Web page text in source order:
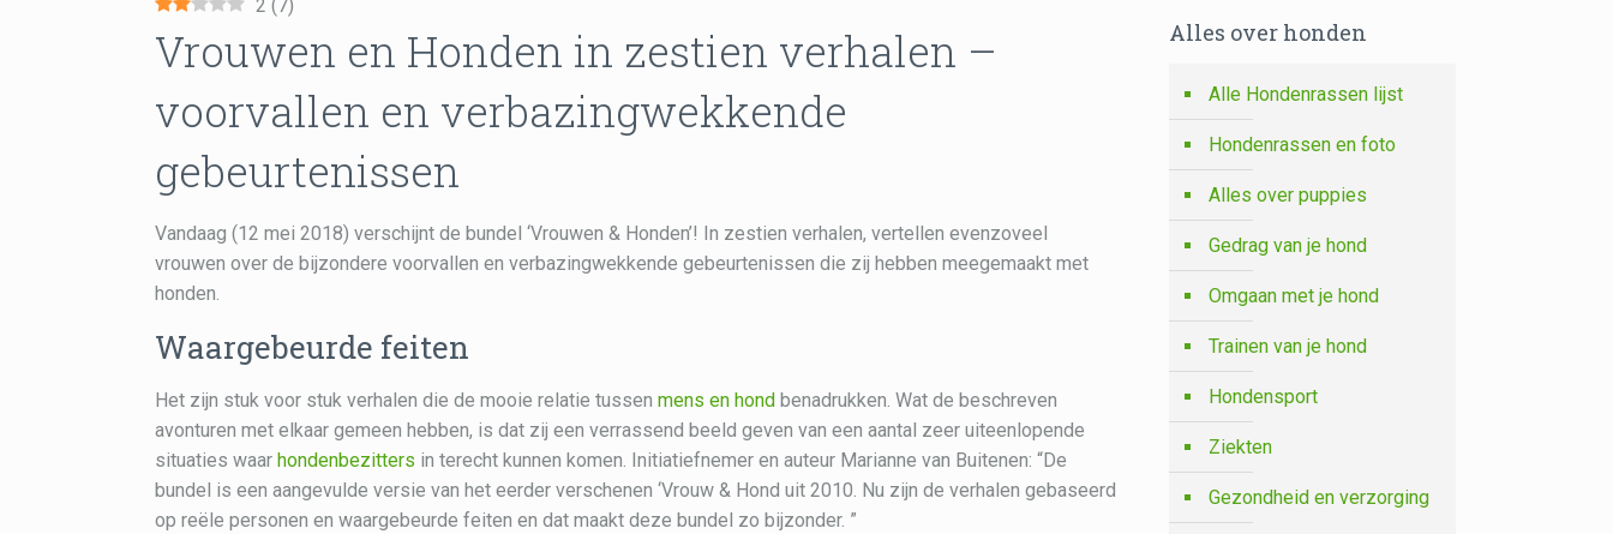
2 (7)
Vrouwen en Honden in zestien verhalen –
voorvallen en verbazingwekkende
gebeurtenissen
Vandaag (12 mei 2018) verschijnt de bundel ‘Vrouwen & Honden’! In zestien verhalen, vertellen evenzoveel
vrouwen over de bijzondere voorvallen en verbazingwekkende gebeurtenissen die zij hebben meegemaakt met
honden.
Waargebeurde feiten
Het zijn stuk voor stuk verhalen die de mooie relatie tussenmens en hond benadrukken. Wat de beschreven
avonturen met elkaar gemeen hebben, is dat zij een verrassend beeld geven van een aantal zeer uiteenlopende
situaties waarhondenbezitters in terecht kunnen komen. Initiatiefnemer en auteur Marianne van Buitenen: “De
bundel is een aangevulde versie van het eerder verschenen ‘Vrouw & Hond uit 2010. Nu zijn de verhalen gebaseerd
op reële personen en waargebeurde feiten en dat maakt deze bundel zo bijzonder. ”
Alles over honden
Alle Hondenrassen lijst
Hondenrassen en foto
Alles over puppies
Gedrag van je hond
Omgaan met je hond
Trainen van je hond
Hondensport
Ziekten
Gezondheid en verzorging